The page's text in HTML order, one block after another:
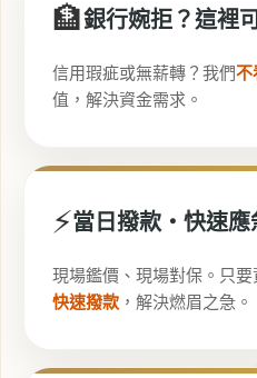
🏦銀行婉拒？這裡
信用瑕疵或無薪轉？我們不
值，解決資金需求。
⚡當日撥款・快速應
現場鑑價、現場對保。只
快速撥款 ，解決燃眉之急。